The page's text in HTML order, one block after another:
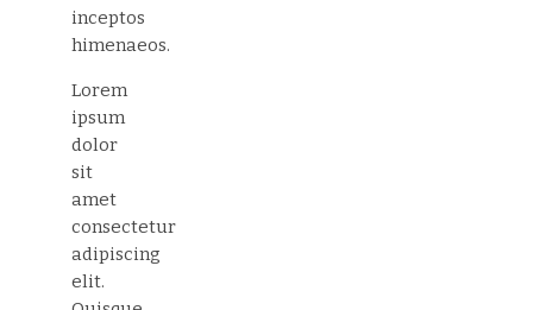
inceptos
himenaeos.
Lorem
ipsum
dolor
sit
amet
consectetur
adipiscing
elit.